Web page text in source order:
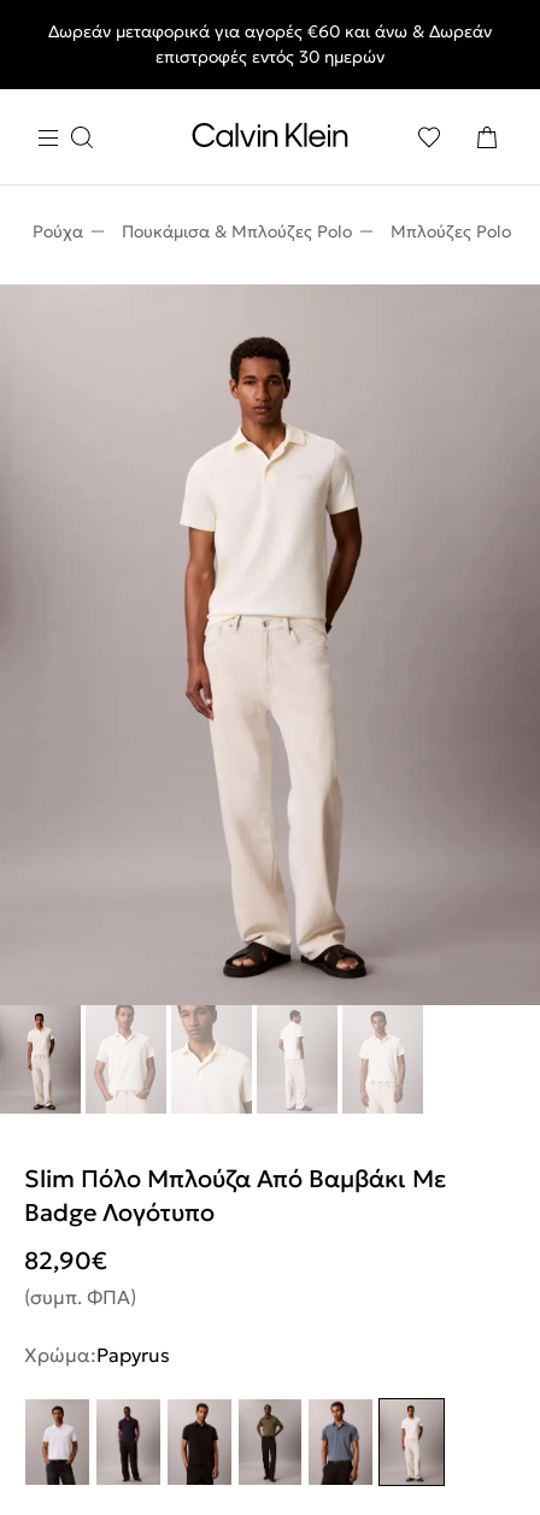
End of Season Deals: Αγαπημένα styles, στις τιμές που θες.
Δωρεάν μεταφορικά για αγορές €60 και άνω & Δωρεάν
επιστροφές εντός 30 ημερών
Ρούχα Πουκάμισα & Μπλούζες Polo Μπλούζες Polo
Slim Πόλο Μπλούζα Από Βαμβάκι Με
Badge Λογότυπο
82,90€
(συμπ. ΦΠΑ)
Χρώμα:Papyrus